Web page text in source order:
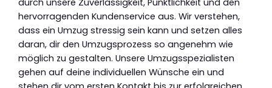
hervorragenden Kundenservice aus. Wir verstehen,
dass ein Umzug stressig sein kann und setzen alles
daran, dir den Umzugsprozess so angenehm wie
möglich zu gestalten. Unsere Umzugsspezialisten
gehen auf deine individuellen Wünsche ein und